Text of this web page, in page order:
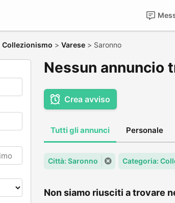
Collezionismo > Varese > Saronno
Nessun annuncio
Crea avviso
Tutti gli annunci Personale
Città: Saronno Categoria:
Non siamo riusciti a trovare